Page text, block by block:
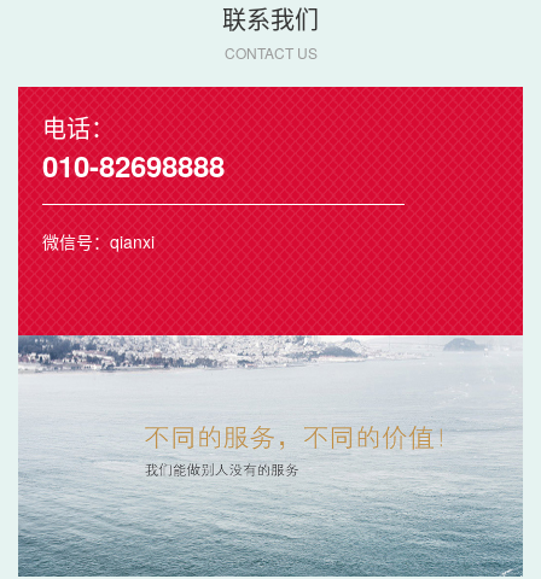
联系我们
CONTACT US
电话：
010-82698888
微信号：qianxi